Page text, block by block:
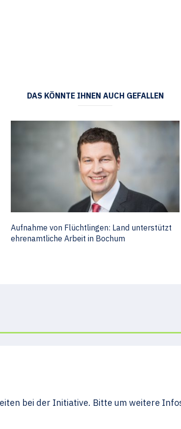
DAS KÖNNTE IHNEN AUCH GEFALLEN
Aufnahme von Flüchtlingen: Land unterstützt
ehrenamtliche Arbeit in Bochum
bei der Initiative. Bitte um weitere